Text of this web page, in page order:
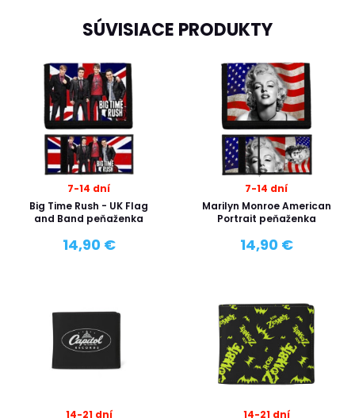
SÚVISIACE PRODUKTY
7-14 dní
Big Time Rush - UK Flag
and Band peňaženka
14,90 €
7-14 dní
Marilyn Monroe American
Portrait peňaženka
14,90 €
14-21 dní
14-21 dní